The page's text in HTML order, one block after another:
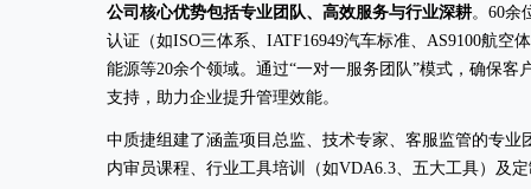
公司核心优势包括专业团队、高效服务与行业深耕。60余
认证（如ISO三体系、IATF16949汽车标准、AS9100航
能源等20余个领域。通过“一对一服务团队”模式，确保
支持，助力企业提升管理效能。
中质捷组建了涵盖项目总监、技术专家、客服监管的专
内审员课程、行业工具培训（如VDA6.3、五大工具）及